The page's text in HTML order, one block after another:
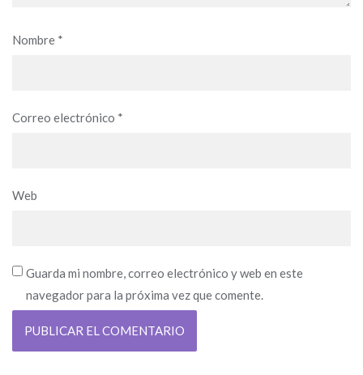
Nombre *
Correo electrónico *
Web
Guarda mi nombre, correo electrónico y web en este
navegador para la próxima vez que comente.